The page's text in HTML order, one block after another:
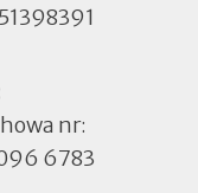
nr:
6783